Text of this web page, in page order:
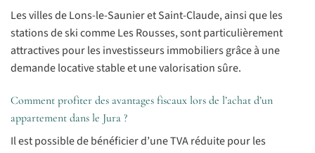
Les villes de Lons-le-Saunier et Saint-Claude, ainsi que les
stations de ski comme Les Rousses, sont particulièrement
attractives pour les investisseurs immobiliers grâce à une
demande locative stable et une valorisation sûre.
Comment profiter des avantages fiscaux lors de l’achat d’un
appartement dans le Jura ?
Il est possible de bénéficier d’une TVA réduite pour les